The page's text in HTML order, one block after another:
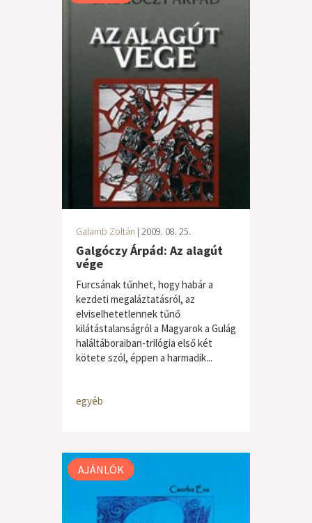
Galamb Zoltán | 2009. 08. 25.
Galgóczy Árpád: Az alagút
vége
Furcsának tűnhet, hogy habár a
kezdeti megaláztatásról, az
elviselhetetlennek tűnő
kilátástalanságról a Magyarok a Gulág
haláltáboraiban-trilógia első két
kötete szól, éppen a harmadik...
egyéb
AJÁNLÓK